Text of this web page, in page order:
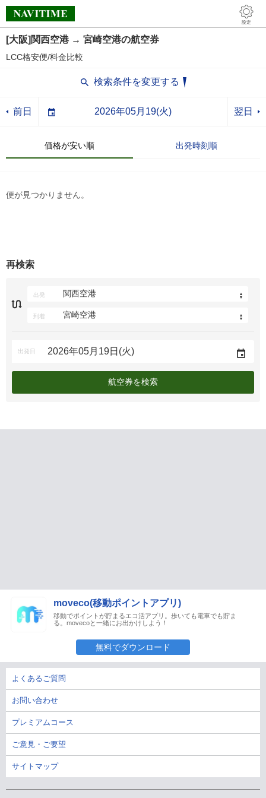
[大阪]関西空港 → 宮崎空港の航空券
LCC格安便/料金比較
検索条件を変更する
前日 翌日
価格が安い順 出発時刻順
便が見つかりません。
再検索
出発
到着
出発日
航空券を検索
moveco(移動ポイントアプリ)
移動でポイントが貯まるエコ活アプリ。歩いても電車でも貯ま
る。movecoと一緒にお出かけしよう！
無料でダウンロード
よくあるご質問
お問い合わせ
プレミアムコース
ご意見・ご要望
サイトマップ